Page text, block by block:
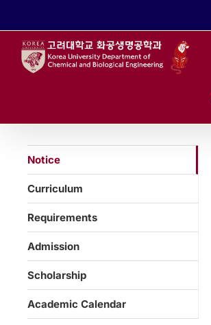
Notice
Curriculum
Requirements
Admission
Scholarship
Academic Calendar